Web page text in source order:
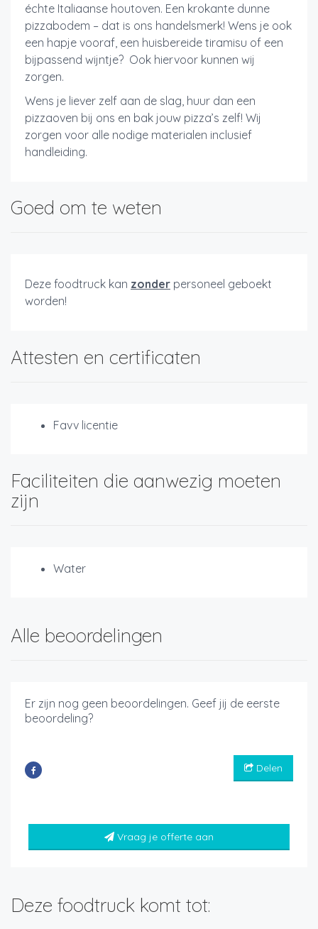
échte Italiaanse houtoven. Een krokante dunne
pizzabodem – dat is ons handelsmerk! Wens je ook
een hapje vooraf, een huisbereide tiramisu of een
bijpassend wijntje? Ook hiervoor kunnen wij
zorgen.
Wens je liever zelf aan de slag, huur dan een
pizzaoven bij ons en bak jouw pizza’s zelf! Wij
zorgen voor alle nodige materialen inclusief
handleiding.
Goed om te weten
Deze foodtruck kan zonder personeel geboekt
worden!
Attesten en certificaten
Favv licentie
Faciliteiten die aanwezig moeten
zijn
Water
Alle beoordelingen
Er zijn nog geen beoordelingen. Geef jij de eerste
beoordeling?
Delen
Vraag je offerte aan
Deze foodtruck komt tot: